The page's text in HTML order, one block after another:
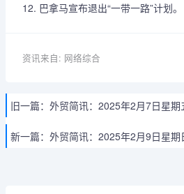
12. 巴拿马宣布退出“一带一路”计划。
资讯来自: 网络综合
旧一篇： 外贸简讯：2025年2月7日星
新一篇： 外贸简讯：2025年2月9日星